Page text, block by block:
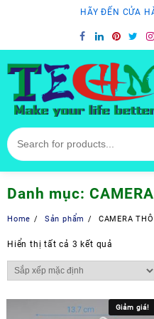
HÃY ĐẾN CỬA
Danh mục:
Home Sản phẩm CAMERA
Hiển thị tất cả 3 kết quả
Giảm giá!